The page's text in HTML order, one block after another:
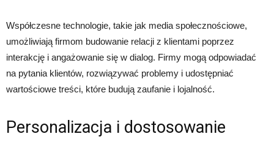
Współczesne technologie, takie jak media społecznościowe,
umożliwiają firmom budowanie relacji z klientami poprzez
interakcję i angażowanie się w dialog. Firmy mogą odpowiadać
na pytania klientów, rozwiązywać problemy i udostępniać
wartościowe treści, które budują zaufanie i lojalność.
Personalizacja i dostosowanie